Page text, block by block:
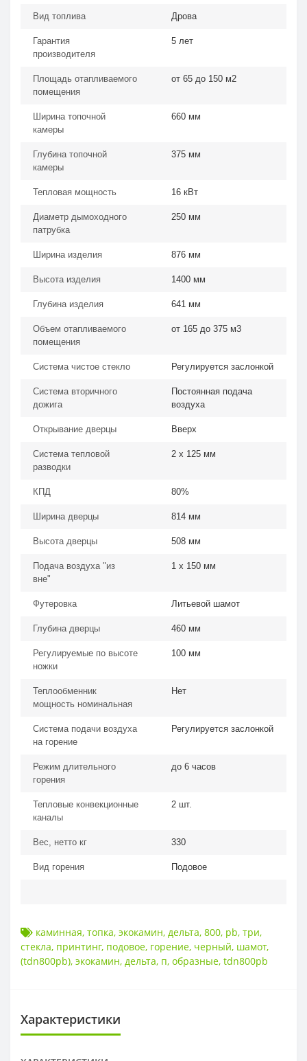
Вид топлива Дрова
Гарантия
производителя
5 лет
Площадь отапливаемого
помещения
от 65 до 150 м2
Ширина топочной
камеры
660 мм
Глубина топочной
камеры
375 мм
Тепловая мощность 16 кВт
Диаметр дымоходного
патрубка
250 мм
Ширина изделия 876 мм
Высота изделия 1400 мм
Глубина изделия 641 мм
Объем отапливаемого
помещения
от 165 до 375 м3
Система чистое стекло Регулируется заслонкой
Система вторичного
дожига
Постоянная подача
воздуха
Открывание дверцы Вверх
Система тепловой
разводки
2 х 125 мм
КПД 80%
Ширина дверцы 814 мм
Высота дверцы 508 мм
Подача воздуха "из
вне"
1 х 150 мм
Футеровка Литьевой шамот
Глубина дверцы 460 мм
Регулируемые по высоте
ножки
100 мм
Теплообменник
мощность номинальная
Нет
Система подачи воздуха
на горение
Регулируется заслонкой
Режим длительного
горения
до 6 часов
Тепловые конвекционные
каналы
2 шт.
Вес, нетто кг 330
Вид горения Подовое
каминная, топка, экокамин, дельта, 800, pb, три,
стекла, принтинг, подовое, горение, черный, шамот,
(tdn800pb), экокамин, дельта, п, образные, tdn800pb
Характеристики